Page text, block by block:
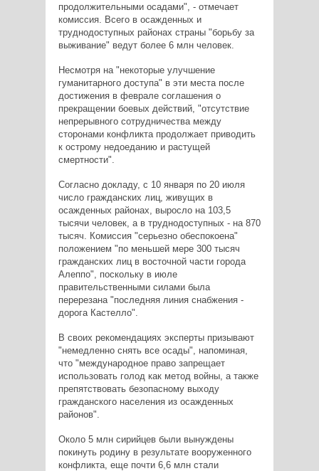
продолжительными осадами", - отмечает
комиссия. Всего в осажденных и
труднодоступных районах страны "борьбу за
выживание" ведут более 6 млн человек.
Несмотря на "некоторые улучшение
гуманитарного доступа" в эти места после
достижения в феврале соглашения о
прекращении боевых действий, "отсутствие
непрерывного сотрудничества между
сторонами конфликта продолжает приводить
к острому недоеданию и растущей
смертности".
Согласно докладу, с 10 января по 20 июля
число гражданских лиц, живущих в
осажденных районах, выросло на 103,5
тысячи человек, а в труднодоступных - на 870
тысяч. Комиссия "серьезно обеспокоена"
положением "по меньшей мере 300 тысяч
гражданских лиц в восточной части города
Алеппо", поскольку в июле
правительственными силами была
перерезана "последняя линия снабжения -
дорога Кастелло".
В своих рекомендациях эксперты призывают
"немедленно снять все осады", напоминая,
что "международное право запрещает
использовать голод как метод войны, а также
препятствовать безопасному выходу
гражданского населения из осажденных
районов".
Около 5 млн сирийцев были вынуждены
покинуть родину в результате вооруженного
конфликта, еще почти 6,6 млн стали